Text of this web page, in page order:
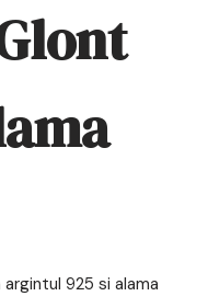
925 si alama